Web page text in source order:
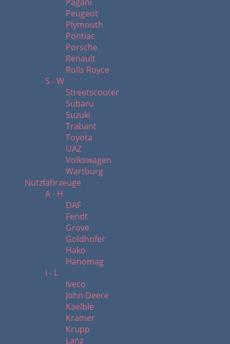
Peugeot
Plymouth
Pontiac
Porsche
Renault
Rolls Royce
S - W
Streetscooter
Subaru
Suzuki
Trabant
Toyota
UAZ
Volkswagen
Wartburg
Nutzfahrzeuge
A - H
DAF
Fendt
Grove
Goldhofer
Hako
Hanomag
I - L
Iveco
John Deere
Kaelble
Kramer
Krupp
Lanz